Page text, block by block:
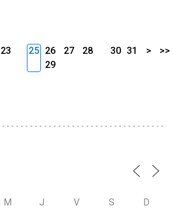
23
25 26 27
28
29
30 31 > >>
M J V S D